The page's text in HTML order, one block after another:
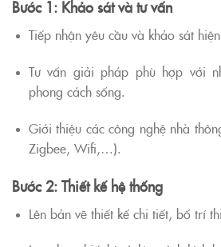
Bước 1: Khảo sát và tư vấn
Tiếp nhận yêu cầu và khảo sát
Tư vấn giải pháp phù hợp với
phong cách sống.
Giới thiệu các công nghệ nhà
Zigbee, Wifi,…).
Bước 2: Thiết kế hệ thống
Lên bản vẽ thiết kế chi tiết, bố trí